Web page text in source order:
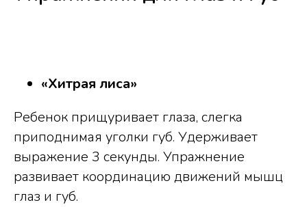
«Хитрая лиса»
Ребенок прищуривает глаза, слегка
приподнимая уголки губ. Удерживает
выражение 3 секунды. Упражнение
развивает координацию движений мышц
глаз и губ.